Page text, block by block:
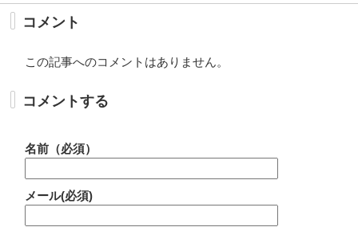
コメント
この記事へのコメントはありません。
コメントする
名前（必須）
メール(必須)